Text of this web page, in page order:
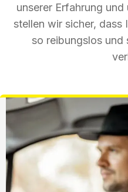
unserer Erfahrung
stellen wir sicher, dass
so reibungslos